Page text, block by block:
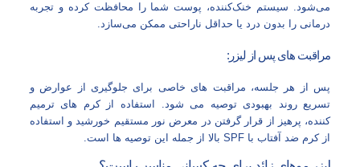
می‌شود. سیستم خنک‌کننده، پوست شما را محافظت کرده و تجربه
درمانی را بدون درد یا حداقل ناراحتی ممکن می‌سازد.
مراقبت‌ های پس از لیزر:
پس از هر جلسه، مراقبت‌ های خاصی برای جلوگیری از عوارض و
تسریع روند بهبودی توصیه می‌ شود. استفاده از کرم‌ های ترمیم‌
کننده، پرهیز از قرار گرفتن در معرض نور مستقیم خورشید و استفاده
از کرم ضد آفتاب با SPF بالا از جمله این توصیه‌ ها است.